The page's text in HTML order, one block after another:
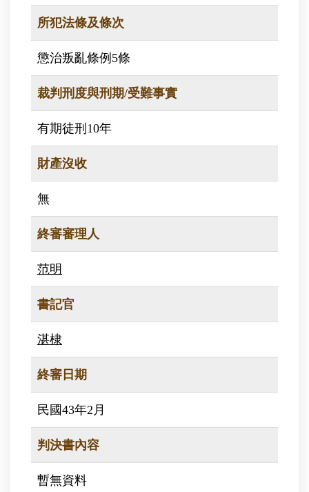
所犯法條及條次
懲治叛亂條例5條
裁判刑度與刑期/受難事實
有期徒刑10年
財產沒收
無
終審審理人
范明
書記官
湛棣
終審日期
民國43年2月
判決書內容
暫無資料